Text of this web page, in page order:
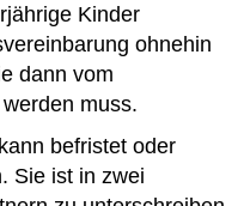
Kinder
ohnehin
dann vom
muss.
befristet oder
Sie ist in zwei